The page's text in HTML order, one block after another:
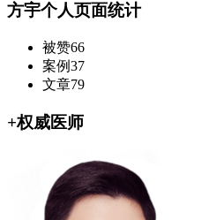
方宇个人页面统计
被赞66
案例37
文章79
+权威医师